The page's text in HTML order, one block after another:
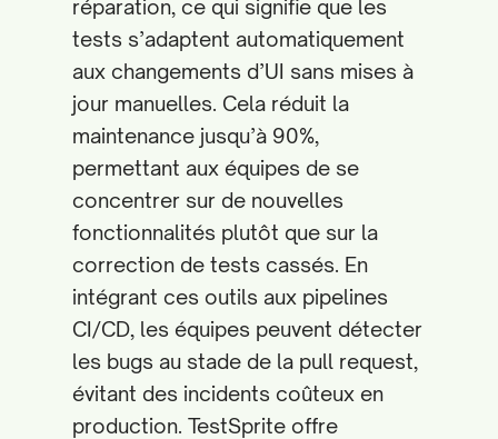
réparation, ce qui signifie que les
tests s’adaptent automatiquement
aux changements d’UI sans mises à
jour manuelles. Cela réduit la
maintenance jusqu’à 90%,
permettant aux équipes de se
concentrer sur de nouvelles
fonctionnalités plutôt que sur la
correction de tests cassés. En
intégrant ces outils aux pipelines
CI/CD, les équipes peuvent détecter
les bugs au stade de la pull request,
évitant des incidents coûteux en
production. TestSprite offre